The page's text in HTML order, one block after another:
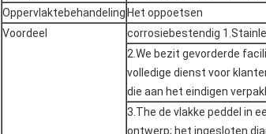
Oppervlaktebehandeling Het oppoetsen
Voordeel
corrosiebestendig
2.We bezit gevorderde
volledige dienst voor
die aan het eindigen
3.The de vlakke peddel in
ontwerp; het ingesloten